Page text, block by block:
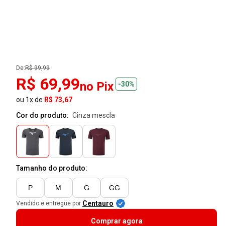
De:R$ 99,99
R$ 69,99no Pix
-30%
ou 1x de R$ 73,67
Cor do produto:
cinza mescla
Tamanho do produto:
P M G GG
Vendido e entregue por Centauro
Comprar agora